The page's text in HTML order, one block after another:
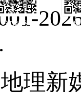
订阅号
理新